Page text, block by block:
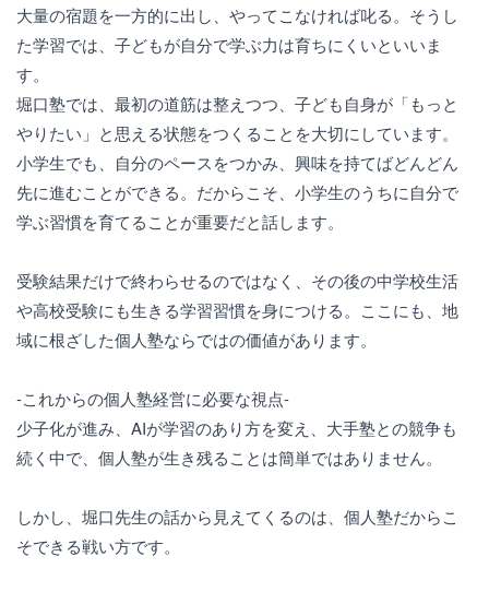
大量の宿題を一方的に出し、やってこなければ叱る。そうし
た学習では、子どもが自分で学ぶ力は育ちにくいといいま
す。
堀口塾では、最初の道筋は整えつつ、子ども自身が「もっと
やりたい」と思える状態をつくることを大切にしています。
小学生でも、自分のペースをつかみ、興味を持てばどんどん
先に進むことができる。だからこそ、小学生のうちに自分で
学ぶ習慣を育てることが重要だと話します。
受験結果だけで終わらせるのではなく、その後の中学校生活
や高校受験にも生きる学習習慣を身につける。ここにも、地
域に根ざした個人塾ならではの価値があります。
-これからの個人塾経営に必要な視点-
少子化が進み、AIが学習のあり方を変え、大手塾との競争も
続く中で、個人塾が生き残ることは簡単ではありません。
しかし、堀口先生の話から見えてくるのは、個人塾だからこ
そできる戦い方です。